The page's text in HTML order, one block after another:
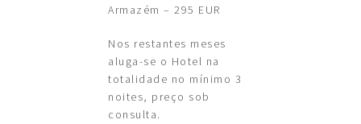
Armazém – 295 EUR
Nos restantes meses
aluga-se o Hotel na
totalidade no mínimo 3
noites, preço sob
consulta.